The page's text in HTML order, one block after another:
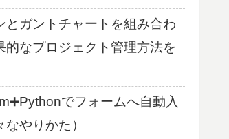
とガントチャートを組み合わ
的なプロジェクト管理方法を
でフォームへ自動入
なやりかた）